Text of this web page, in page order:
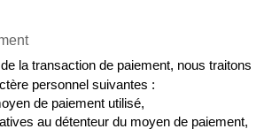
la transaction de paiement, nous traitons
personnel suivantes :
de paiement utilisé,
au détenteur du moyen de paiement,